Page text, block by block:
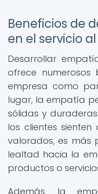
Beneficios de
en el servicio
Desarrollar
ofrece
empresa como
lugar, la empatía
sólidas y
los clientes
valorados, es más
lealtad hacia la
productos o
Además, la